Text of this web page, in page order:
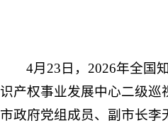
4月23日，2026年全国
识产权事业发展中心二级巡
市政府党组成员、副市长